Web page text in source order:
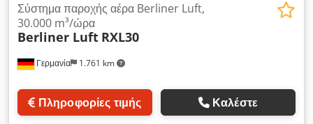
Γερμανία 1.761 km
Σύστημα παροχής αέρα Berliner Luft,
30.000 m³/ώρα
Berliner Luft RXL30
Πληροφορίες τιμής Καλέστε